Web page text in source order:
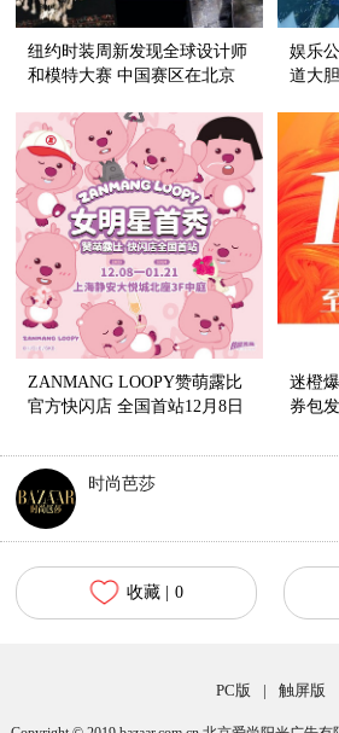
纽约时装周新发现全球设计师
和模特大赛 中国赛区在北京
娱乐
道大
ZANMANG LOOPY赞萌露比
官方快闪店 全国首站12月8日
迷橙
券包
时尚芭莎
收藏 | 0
PC版 | 触屏版